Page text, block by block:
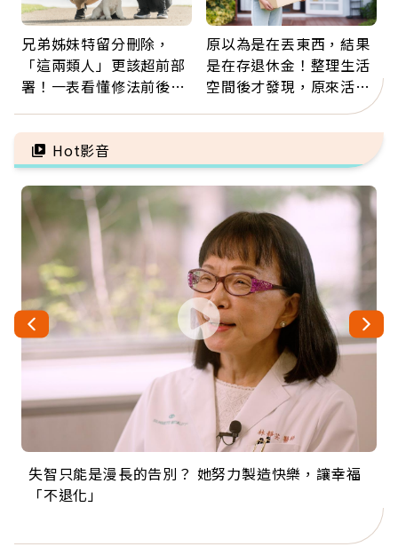
兄弟姊妹特留分刪除，
「這兩類人」更該超前部
署！一表看懂修法前後差
更多
原以為是在丟東西，結果
是在存退休金！整理生活
空間後才發現，原來活得
Hot影音
失智只能是漫長的告別？ 她努力製造快樂，讓幸福
「不退化」
來自剛果的巧克力神父 為台灣奉獻36年 「台灣是我
的家，我連作夢都講台語！」
63歲卸矽谷副總、搬回台灣找快樂！「蛋黃哥小
丑」走進安養院，逗樂上萬爺奶：退休後才開始真
104歲打破金氏世界紀錄 成為全球最年長羽球選
手，分享長壽的秘密原來是「這個」
事業巔峰他選擇追夢…黑手阿伯拉小提琴還登上小
巨蛋！連CNN都大讚！